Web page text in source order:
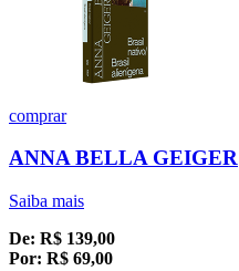
comprar
ANNA BELLA GEIGER
Saiba mais
De: R$ 139,00
Por: R$ 69,00